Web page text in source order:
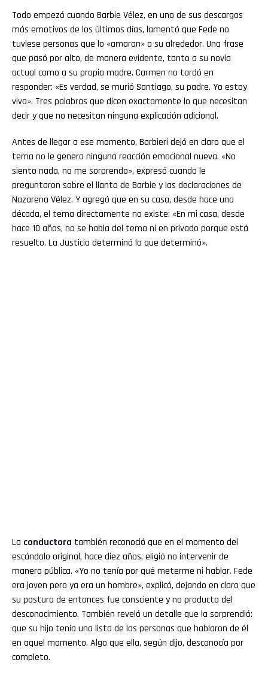
Todo empezó cuando Barbie Vélez, en uno de sus descargos
más emotivos de los últimos días, lamentó que Fede no
tuviese personas que lo «amaran» a su alrededor. Una frase
que pasó por alto, de manera evidente, tanto a su novia
actual como a su propia madre. Carmen no tardó en
responder: «Es verdad, se murió Santiago, su padre. Yo estoy
viva». Tres palabras que dicen exactamente lo que necesitan
decir y que no necesitan ninguna explicación adicional.
Antes de llegar a ese momento, Barbieri dejó en claro que el
tema no le genera ninguna reacción emocional nueva. «No
siento nada, no me sorprendo», expresó cuando le
preguntaron sobre el llanto de Barbie y las declaraciones de
Nazarena Vélez. Y agregó que en su casa, desde hace una
década, el tema directamente no existe: «En mi casa, desde
hace 10 años, no se habla del tema ni en privado porque está
resuelto. La Justicia determinó lo que determinó».
La conductora también reconoció que en el momento del
escándalo original, hace diez años, eligió no intervenir de
manera pública. «Yo no tenía por qué meterme ni hablar. Fede
era joven pero ya era un hombre», explicó, dejando en claro que
su postura de entonces fue consciente y no producto del
desconocimiento. También reveló un detalle que la sorprendió:
que su hijo tenía una lista de las personas que hablaron de él
en aquel momento. Algo que ella, según dijo, desconocía por
completo.